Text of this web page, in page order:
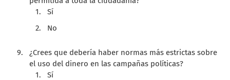
Sí
No
¿Crees que debería haber normas más estrictas sobre
el uso del dinero en las campañas políticas?
Sí